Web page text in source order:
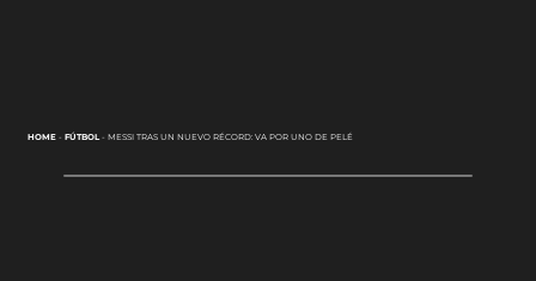
HOME- FÚTBOL- MESSI TRAS UN NUEVO RÉCORD: VA POR UNO DE PELÉ